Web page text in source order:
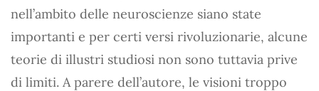
nell’ambito delle neuroscienze siano state
importanti e per certi versi rivoluzionarie, alcune
teorie di illustri studiosi non sono tuttavia prive
di limiti. A parere dell’autore, le visioni troppo